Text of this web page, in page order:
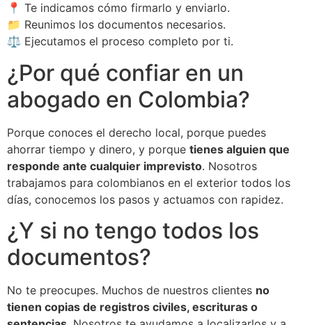
📍 Te indicamos cómo firmarlo y enviarlo.
📁 Reunimos los documentos necesarios.
⚖️ Ejecutamos el proceso completo por ti.
¿Por qué confiar en un
abogado en Colombia?
Porque conoces el derecho local, porque puedes
ahorrar tiempo y dinero, y porque tienes alguien que
responde ante cualquier imprevisto. Nosotros
trabajamos para colombianos en el exterior todos los
días, conocemos los pasos y actuamos con rapidez.
¿Y si no tengo todos los
documentos?
No te preocupes. Muchos de nuestros clientes no
tienen copias de registros civiles, escrituras o